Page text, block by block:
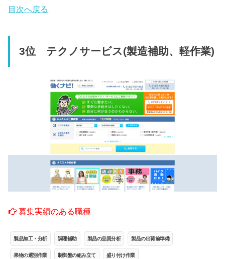
目次へ戻る
3位 テクノサービス(製造補助、軽作業)
募集実績のある職種
製品加工・分析 調理補助 製品の品質分析 製品の出荷前準備
果物の選別作業 制御盤の組み立て 盛り付け作業